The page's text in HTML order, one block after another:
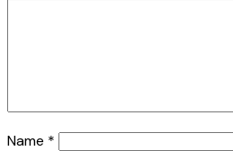
Name *